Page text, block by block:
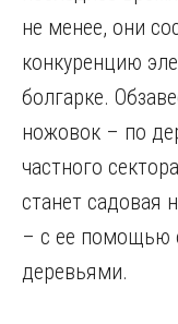
не менее, они
конкуренцию
болгарке.
ножовок – по
частного
станет садовая
– с ее помощью
деревьями.